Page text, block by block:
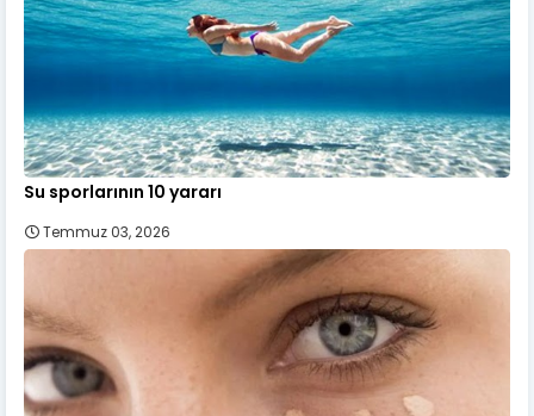
Su sporlarının 10 yararı
Temmuz 03, 2026